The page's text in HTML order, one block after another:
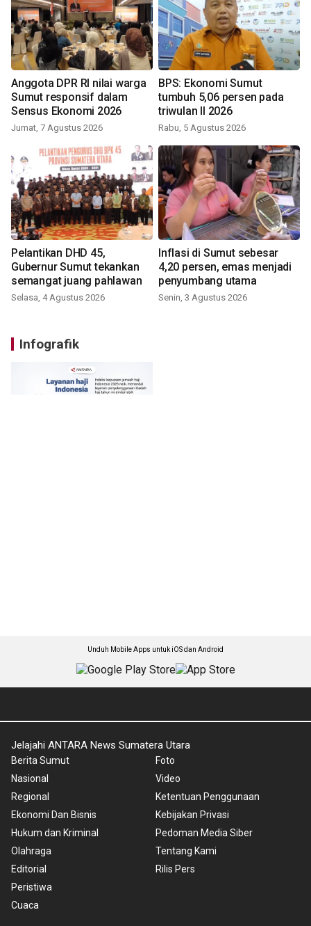
Anggota DPR RI nilai warga
Sumut responsif dalam
Sensus Ekonomi 2026
Jumat, 7 Agustus 2026
BPS: Ekonomi Sumut
tumbuh 5,06 persen pada
triwulan II 2026
Rabu, 5 Agustus 2026
Pelantikan DHD 45,
Gubernur Sumut tekankan
semangat juang pahlawan
Selasa, 4 Agustus 2026
Inflasi di Sumut sebesar
4,20 persen, emas menjadi
penyumbang utama
Senin, 3 Agustus 2026
Infografik
Unduh Mobile Apps untuk iOS dan Android
Jelajahi ANTARA News Sumatera Utara
Berita Sumut
Nasional
Regional
Ekonomi Dan Bisnis
Hukum dan Kriminal
Olahraga
Editorial
Peristiwa
Cuaca
Foto
Video
Ketentuan Penggunaan
Kebijakan Privasi
Pedoman Media Siber
Tentang Kami
Rilis Pers